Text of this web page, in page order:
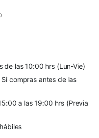
de las 10:00 hrs (Lun-Vie)
compras antes de las
a las 19:00 hrs (Previa